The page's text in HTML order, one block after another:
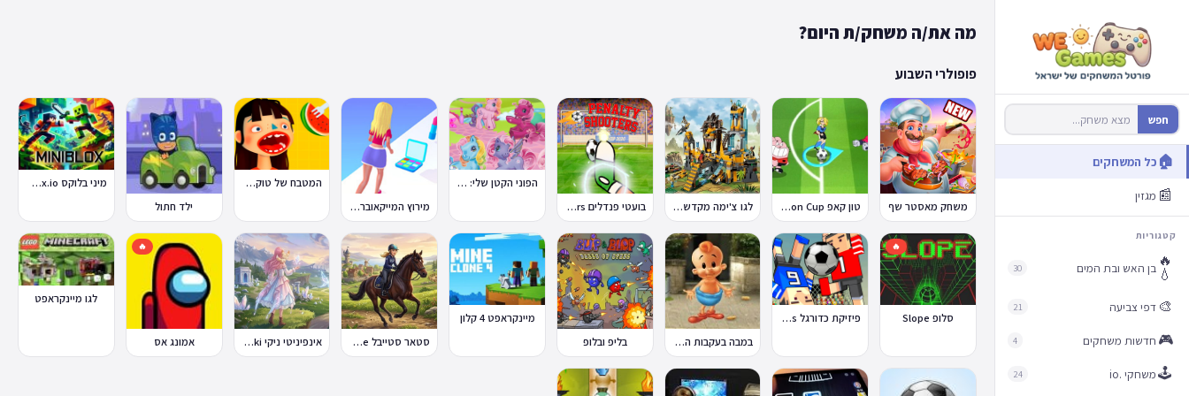
חפש
🏠 כל המשחקים
📰 מגזין
קטגוריות
🔥
💧 בן האש ובת המים 30
🎨 דפי צביעה 21
🎮 חדשות משחקים 4
🕹️משחקי .io 24
מה את/ה משחק/ת היום?
פופולרי השבוע
משחק מאסטר שף טון קאפ Toon Cup לגו צ'ימה מקדש האריות בועטי פנדלים Penalty Shooters
הפוני הקטן שלי: מסיבה בכפר
מירוץ המייקאובר Makeover Run
המטבח של טוקה בוקה
ילד חתול
מיני בלוקס Miniblox.io
🔥
סלופ Slope
פיזיקת כדורגל Soccer Physics
במבה בעקבות החטיף החטוף 2
בליפ ובלופ
מיינקראפט 4 קלון
סטאר סטייבל Star Stable Online
אינפיניטי ניקי Infinity Nikki
🔥
אמונג אס
לגו מיינקראפט